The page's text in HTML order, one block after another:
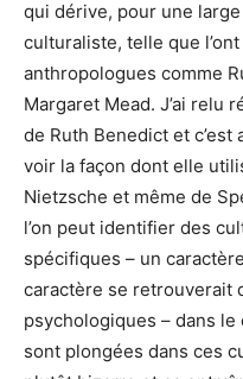
qui dérive, pour une
culturaliste, telle que
anthropologues comme
Margaret Mead. J’ai relu
de Ruth Benedict et c’est
voir la façon dont elle
Nietzsche et même de
l’on peut identifier des
spécifiques – un
caractère se retrouverait
psychologiques – dans
sont plongées dans ces